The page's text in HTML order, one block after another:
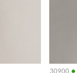
30900